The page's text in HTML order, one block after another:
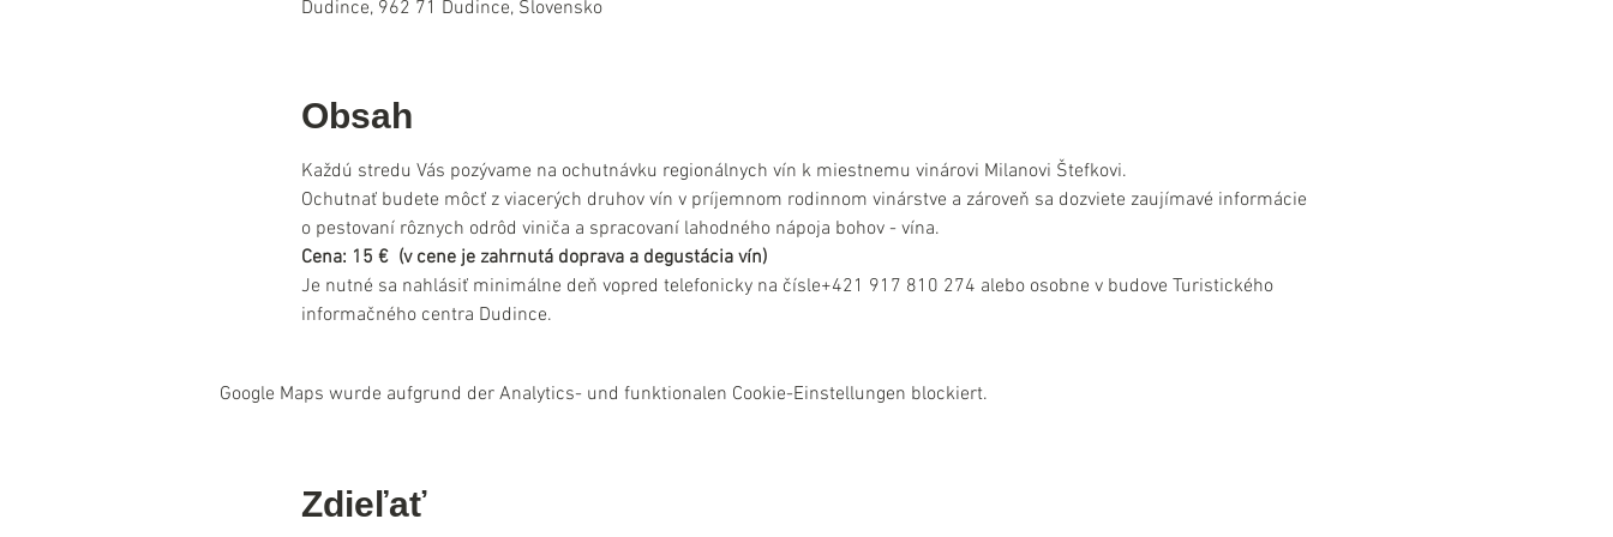
Dudince, 962 71 Dudince, Slovensko
Obsah
Každú stredu Vás pozývame na ochutnávku regionálnych vín k miestnemu vinárovi Milanovi Štefkovi.
Ochutnať budete môcť z viacerých druhov vín v príjemnom rodinnom vinárstve a zároveň sa dozviete zaujímavé informácie
o pestovaní rôznych odrôd viniča a spracovaní lahodného nápoja bohov - vína.
Cena: 15 €  (v cene je zahrnutá doprava a degustácia vín)
Je nutné sa nahlásiť minimálne deň vopred telefonicky na čísle+421 917 810 274 alebo osobne v budove Turistického
informačného centra Dudince.
Google Maps wurde aufgrund der Analytics- und funktionalen Cookie-Einstellungen blockiert.
Zdieľať